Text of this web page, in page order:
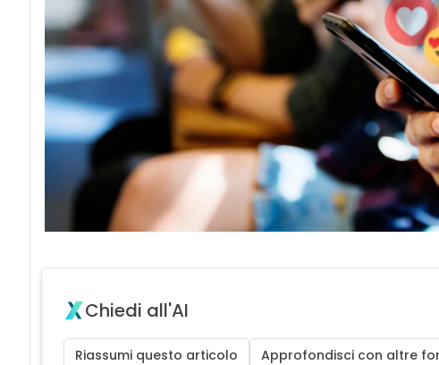
Chiedi all'AI
Riassumi questo articolo Approfondisci con altre